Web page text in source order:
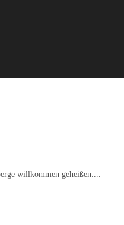
willkommen geheißen....